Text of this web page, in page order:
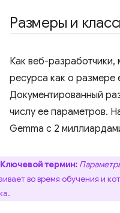
Размеры и
Как веб-
ресурса как о размере
Документированный
числу ее параметров.
Gemma с 2
Ключевой термин:
во время обучения и